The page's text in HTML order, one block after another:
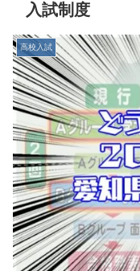
入試制度
高校入試